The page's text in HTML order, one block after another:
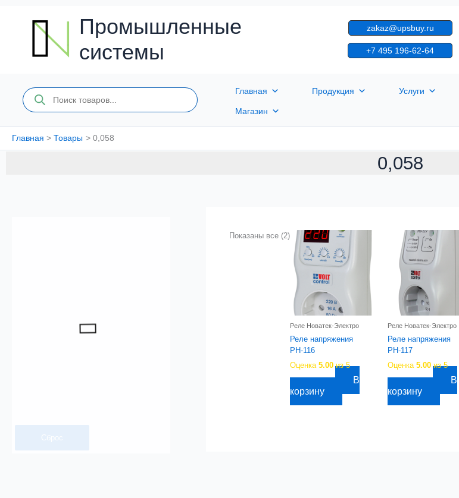
содержимому
Промышленные
системы
zakaz@upsbuy.ru
+7 495 196-62-64
Поиск
товаров
Главная Продукция Услуги
Магазин
Главная Товары 0,058
0,058
Сброс
Показаны все (2)
Реле Новатек-Электро
Реле напряжения
РН-116
Оценка 5.00 из 5
В
корзину
Реле Новатек-Электро
Реле напряжения
РН-117
Оценка 5.00из 5
В
корзину